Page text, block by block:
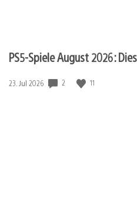
PS5-Spiele August 2026:
Veröffentlichungsdatum:
23. Jul 2026 2 11